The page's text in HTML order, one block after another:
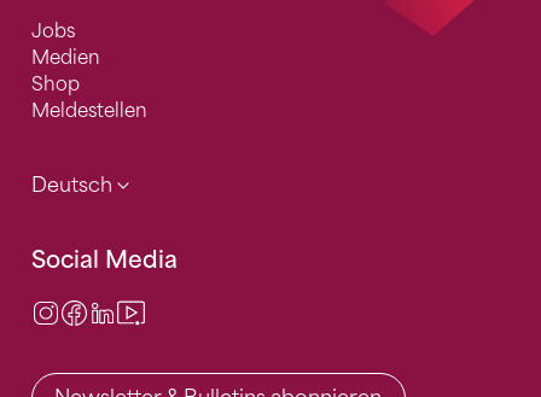
Jobs
Medien
Shop
Meldestellen
Deutsch
Social Media
Instagram
Facebook
LinkedIn